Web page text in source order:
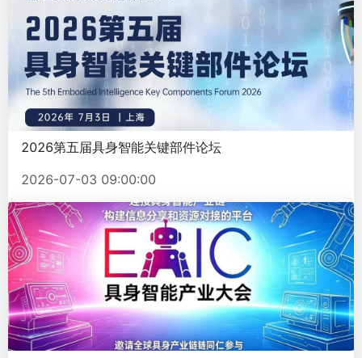
2026第五届具身智能关键部件论坛
2026-07-03 09:00:00